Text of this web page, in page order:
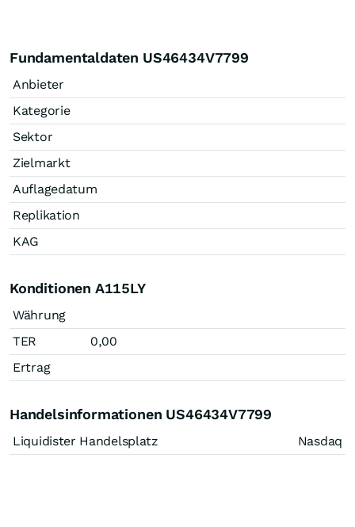
Fundamentaldaten US46434V7799
Anbieter
Kategorie
Sektor
Zielmarkt
Auflagedatum
Replikation
KAG
Konditionen A115LY
Währung
TER
0,00
Ertrag
Handelsinformationen US46434V7799
Liquidister Handelsplatz Nasdaq